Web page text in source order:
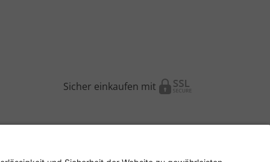
Sicher einkaufen mit